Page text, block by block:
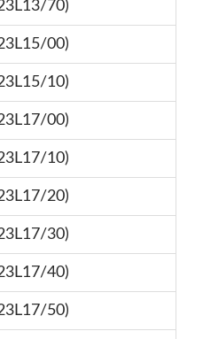
70)
00)
10)
00)
10)
20)
30)
40)
50)